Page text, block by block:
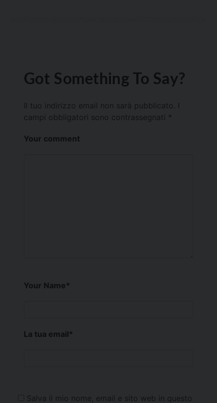
Got Something To Say?
Il tuo indirizzo email non sarà pubblicato.
campi obbligatori sono contrassegnati *
Your comment
Your Name*
La tua email*
Salva il mio nome, email e sito web in questo